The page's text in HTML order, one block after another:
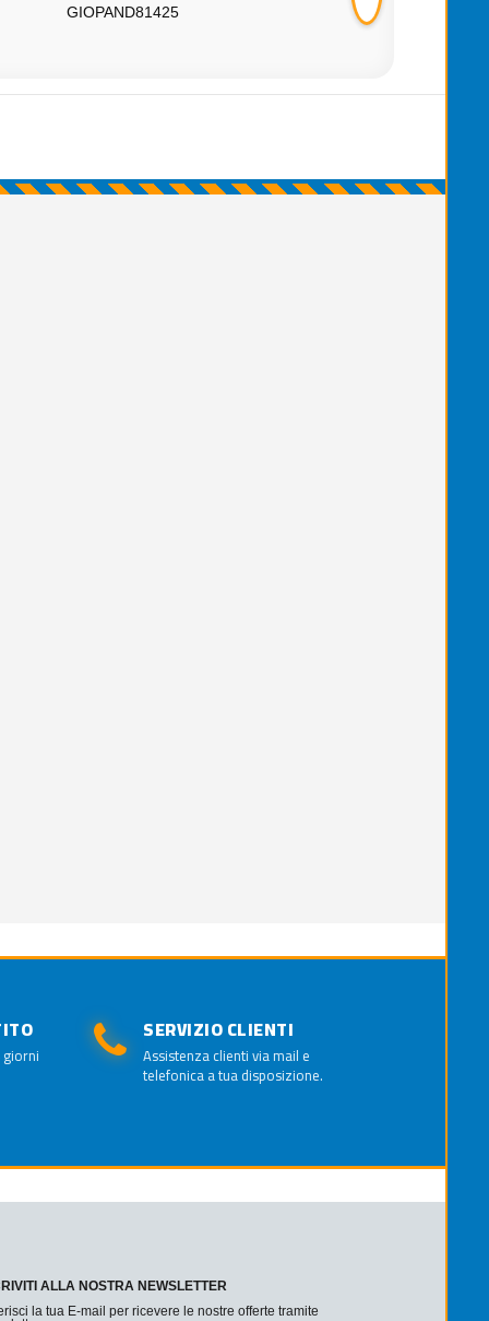
GIOPAND81425
SERVIZIO CLIENTI
Assistenza clienti via mail e
telefonica a tua disposizione.
ALLA NOSTRA NEWSLETTER
la tua E-mail per ricevere le nostre offerte tramite